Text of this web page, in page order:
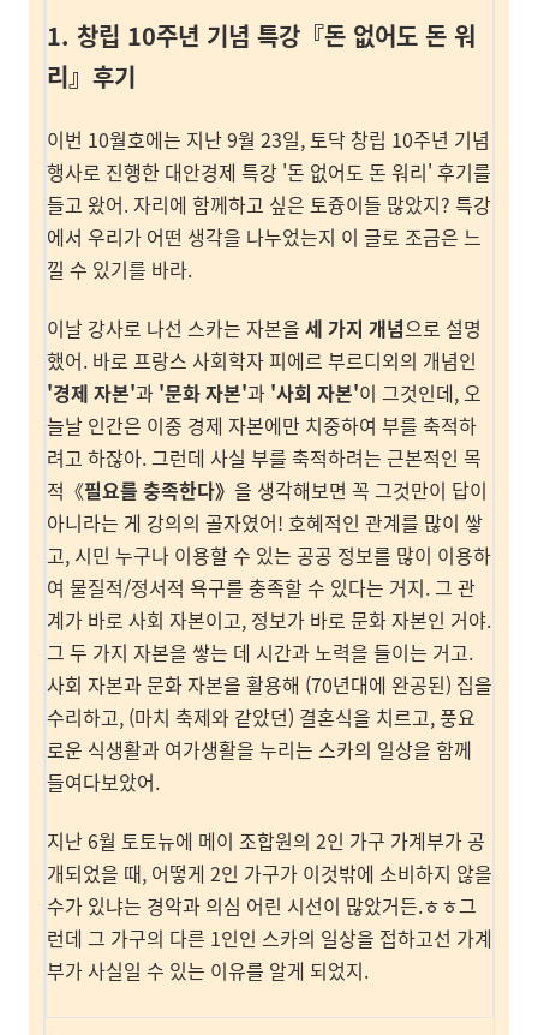
1. 창립 10주년 기념 특강 『돈 없어도 돈 워
리』 후기
이번 10월호에는 지난 9월 23일, 토닥 창립 10주년 기념
행사로 진행한 대안경제 특강 '돈 없어도 돈 워리' 후기를
들고 왔어. 자리에 함께하고 싶은 토즁이들 많았지? 특강
에서 우리가 어떤 생각을 나누었는지 이 글로 조금은 느
낄 수 있기를 바라.
이날 강사로 나선 스카는 자본을 세 가지 개념으로 설명
했어. 바로 프랑스 사회학자 피에르 부르디외의 개념인
'경제 자본'과 '문화 자본'과 '사회 자본'이 그것인데, 오
늘날 인간은 이중 경제 자본에만 치중하여 부를 축적하
려고 하잖아. 그런데 사실 부를 축적하려는 근본적인 목
적《필요를 충족한다》 을 생각해보면 꼭 그것만이 답이
아니라는 게 강의의 골자였어! 호혜적인 관계를 많이 쌓
고, 시민 누구나 이용할 수 있는 공공 정보를 많이 이용하
여 물질적/정서적 욕구를 충족할 수 있다는 거지. 그 관
계가 바로 사회 자본이고, 정보가 바로 문화 자본인 거야.
그 두 가지 자본을 쌓는 데 시간과 노력을 들이는 거고.
사회 자본과 문화 자본을 활용해 (70년대에 완공된) 집을
수리하고, (마치 축제와 같았던) 결혼식을 치르고, 풍요
로운 식생활과 여가생활을 누리는 스카의 일상을 함께
들여다보았어.
지난 6월 토토뉴에 메이 조합원의 2인 가구 가계부가 공
개되었을 때, 어떻게 2인 가구가 이것밖에 소비하지 않을
수가 있냐는 경악과 의심 어린 시선이 많았거든.ㅎㅎ그
런데 그 가구의 다른 1인인 스카의 일상을 접하고선 가계
부가 사실일 수 있는 이유를 알게 되었지.